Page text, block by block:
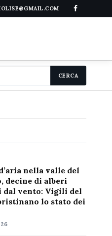
CERCA
nella valle del
decine di alberi
dal vento: Vigili del
lo stato dei